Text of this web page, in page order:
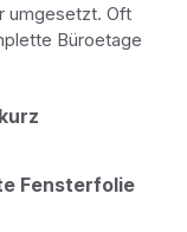
umgesetzt. Oft
Büroetage
Fensterfolie